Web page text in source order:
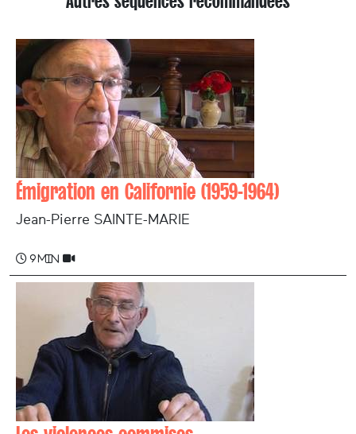
Émigration en Californie (1959-1964)
Jean-Pierre SAINTE-MARIE
9 min